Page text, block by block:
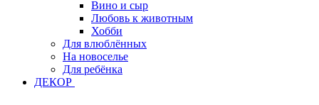
Вино и сыр
Любовь к животным
Хобби
Для влюблённых
На новоселье
Для ребёнка
ДЕКОР